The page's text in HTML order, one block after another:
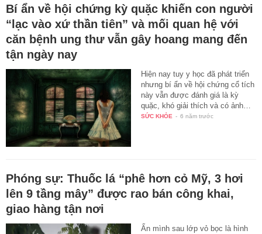
Bí ẩn về hội chứng kỳ quặc khiến con người
“lạc vào xứ thần tiên” và mối quan hệ với
căn bệnh ung thư vẫn gây hoang mang đến
tận ngày nay
Hiện nay tuy y học đã phát triển
nhưng bí ẩn về hội chứng cổ tích
này vẫn được đánh giá là kỳ
quặc, khó giải thích và có ảnh…
SỨC KHỎE - 6 năm trước
Phóng sự: Thuốc lá “phê hơn cỏ Mỹ, 3 hơi
lên 9 tầng mây” được rao bán công khai,
giao hàng tận nơi
Ẩn mình sau lớp vỏ bọc là hình